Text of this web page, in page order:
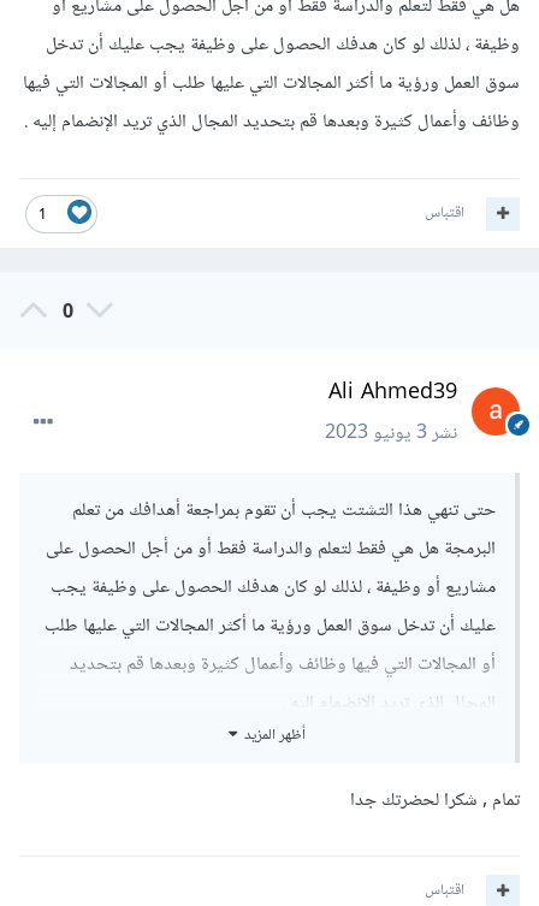
حدد مصادر التحفيز الشخصية التي تعمل بشكل جيد بالنسبة لك،
سواء كان ذلك من خلال تحقيق أهداف فردية أو الحصول على
تقدير واعتراف من الآخرين.
في المجال الذي اخترته. قد تواجه تحديات وفشل في بعض
بتحديد أهدافك واعمل بجد واستمتع بعملك، وستجد نفسك تحقق
تقدمًا وتحقق نجاحًا في المجال الذي تختاره.
هل هي فقط لتعلم والدراسة فقط أو من أجل الحصول على مشاريع أو
وظيفة ، لذلك لو كان هدفك الحصول على وظيفة يجب عليك أن تدخل
سوق العمل ورؤية ما أكثر المجالات التي عليها طلب أو المجالات التي فيها
وظائف وأعمال كثيرة وبعدها قم بتحديد المجال الذي تريد الإنضمام إليه .
1 اقتباس
0
Ali Ahmed39
نشر3 يونيو 2023
حتى تنهي هذا التشتت يجب أن تقوم بمراجعة أهدافك من تعلم
البرمجة هل هي فقط لتعلم والدراسة فقط أو من أجل الحصول على
مشاريع أو وظيفة ، لذلك لو كان هدفك الحصول على وظيفة يجب
عليك أن تدخل سوق العمل ورؤية ما أكثر المجالات التي عليها طلب
أو المجالات التي فيها وظائف وأعمال كثيرة وبعدها قم بتحديد
المجال الذي تريد الإنضمام إليه .
أظهر المزيد
تمام , شكرا لحضرتك جدا
اقتباس